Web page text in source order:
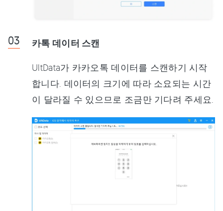
카톡 데이터 스캔
UltData가 카카오톡 데이터를 스캔하기 시작
합니다. 데이터의 크기에 따라 소요되는 시간
이 달라질 수 있으므로 조금만 기다려 주세요.